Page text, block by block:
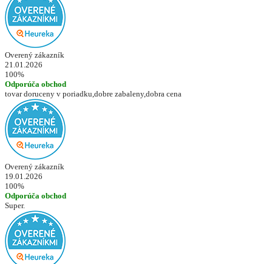
Overený zákazník
21.01.2026
100%
Odporúča obchod
tovar doruceny v poriadku,dobre zabaleny,dobra cena
Overený zákazník
19.01.2026
100%
Odporúča obchod
Super.